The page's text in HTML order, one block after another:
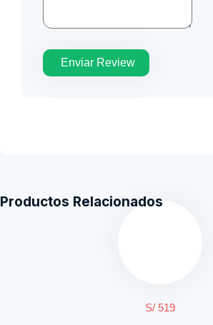
Enviar Review
Productos Relacionados
S/ 519